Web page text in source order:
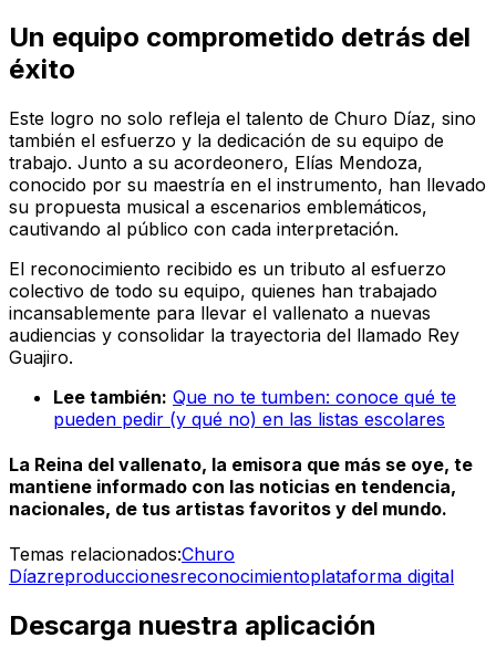
Un equipo comprometido detrás del
éxito
Este logro no solo refleja el talento de Churo Díaz, sino
también el esfuerzo y la dedicación de su equipo de
trabajo. Junto a su acordeonero, Elías Mendoza,
conocido por su maestría en el instrumento, han llevado
su propuesta musical a escenarios emblemáticos,
cautivando al público con cada interpretación.
El reconocimiento recibido es un tributo al esfuerzo
colectivo de todo su equipo, quienes han trabajado
incansablemente para llevar el vallenato a nuevas
audiencias y consolidar la trayectoria del llamado Rey
Guajiro.
Lee también: Que no te tumben: conoce qué te
pueden pedir (y qué no) en las listas escolares
La Reina del vallenato, la emisora que más se oye, te
mantiene informado con las noticias en tendencia,
nacionales, de tus artistas favoritos y del mundo.
Temas relacionados:Churo
Díazreproduccionesreconocimientoplataforma digital
Descarga nuestra aplicación